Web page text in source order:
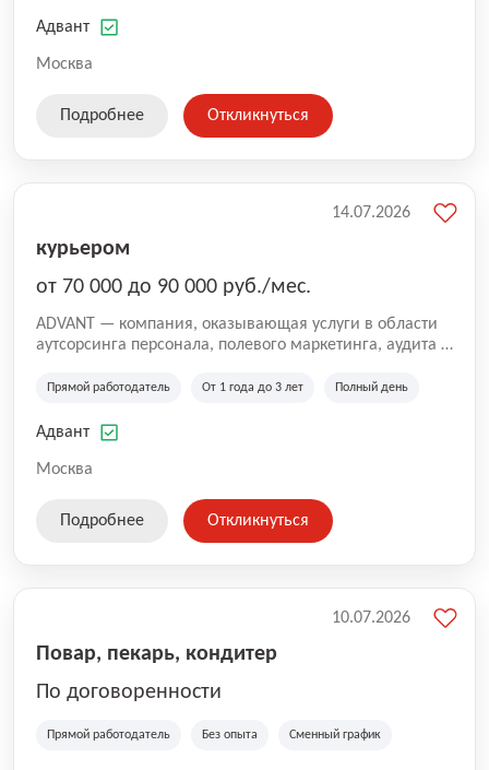
лиц и коммерческих организаций.
Адвант
Москва
Подробнее Откликнуться
курьером
от 70 000 до 90 000 руб./мес.
ADVANT — компания, оказывающая услуги в области
аутсорсинга персонала, полевого маркетинга, аудита и
региональных клиентов. Мы работаем на рынке с
Казахстана и Беларуси, сотрудничая с компаниями из
Прямой работодатель От 1 года до 3 лет Полный день
Адвант
Москва
14.07.2026
Подробнее Откликнуться
Повар, пекарь, кондитер
По договоренности
Прямой работодатель Без опыта Сменный график
10.07.2026